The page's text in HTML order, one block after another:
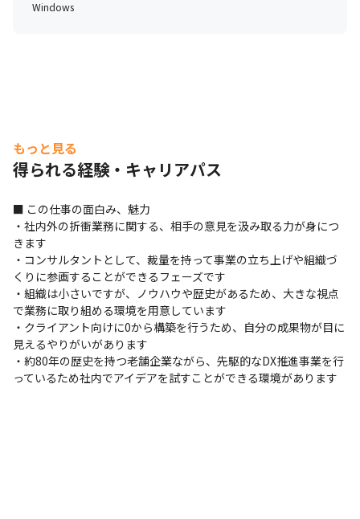
Windows
もっと見る
得られる経験・キャリアパス
■ この仕事の面白み、魅力
・社内外の折衝業務に関する、相手の意見を汲み取る力が身につ
きます
・コンサルタントとして、裁量を持って事業の立ち上げや組織づ
くりに参画することができるフェーズです
・組織は小さいですが、ノウハウや歴史があるため、大きな視点
で業務に取り組める環境を用意しています
・クライアント向けに0から構築を行うため、自分の成果物が目に
見えるやりがいがあります
・約80年の歴史を持つ老舗企業ながら、先駆的なDX推進事業を行
っているため社内でアイデアを試すことができる環境があります